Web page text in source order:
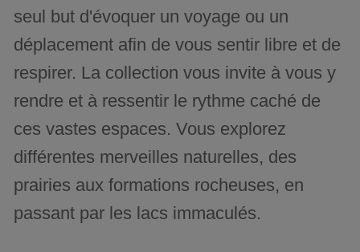
seul but d'évoquer un voyage ou un
déplacement afin de vous sentir libre et de
respirer. La collection vous invite à vous y
rendre et à ressentir le rythme caché de
ces vastes espaces. Vous explorez
différentes merveilles naturelles, des
prairies aux formations rocheuses, en
passant par les lacs immaculés.